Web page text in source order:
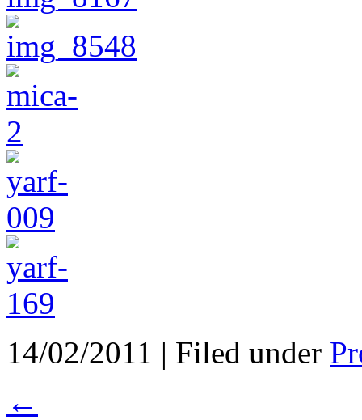
14/02/2011 | Filed under
←